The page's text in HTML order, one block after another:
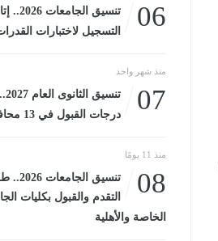
06
تنسيق
التسجيل لاختبارات القدرات 17
منذ شهر واحد
07
درجات القبول في 13 محافظة
منذ 11 يومًا
08
تنسيق
التقدم والقبول بكليات
الخاصة والأهلية